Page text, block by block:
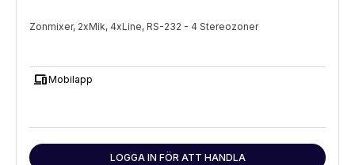
Zonmixer, 2xMik, 4xLine, RS-232 - 4 Stereozoner
devicesMobilapp
LOGGA IN FÖR ATT HANDLA